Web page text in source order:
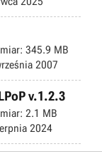
345.9 MB
2007
v.1.2.3
2.1 MB
2024